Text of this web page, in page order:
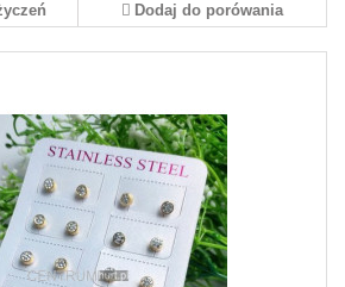
Dodaj do porówania